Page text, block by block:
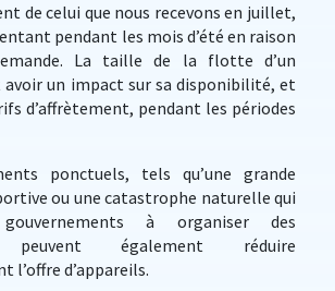
de celui que nous recevons en juillet,
pendant les mois d’été en raison
La taille de la flotte d’un
un impact sur sa disponibilité, et
d’affrètement, pendant les périodes
ponctuels, tels qu’une grande
ou une catastrophe naturelle qui
à organiser des
peuvent également réduire
l’offre d’appareils.